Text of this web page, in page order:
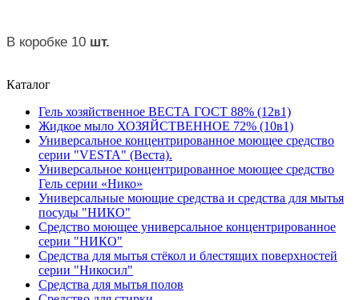
В коробке 10 шт.
Каталог
Гель хозяйственное ВЕСТА ГОСТ 88% (12в1)
Жидкое мыло ХОЗЯЙСТВЕННОЕ 72% (10в1)
Универсальное концентрированное моющее средство
серии "VESTA" (Веста).
Универсальное концентрированное моющее средство
Гель серии «Нико»
Универсальные моющие средства и средства для мытья
посуды "НИКО"
Средство моющее универсальное концентрированное
серии "НИКО"
Средства для мытья стёкол и блестящих поверхностей
серии "Никосил"
Средства для мытья полов